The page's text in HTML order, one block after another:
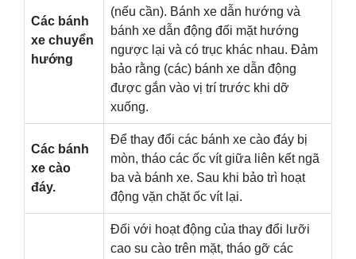
Các bánh
xe chuyển
hướng
(nếu cần). Bánh xe dẫn hướng và
bánh xe dẫn động đối mặt hướng
ngược lại và có trục khác nhau. Đảm
bảo rằng (các) bánh xe dẫn động
được gắn vào vị trí trước khi dỡ
xuống.
Các bánh
xe cào
đáy.
Để thay đổi các bánh xe cào đáy bị
mòn, tháo các ốc vít giữa liên kết ngã
ba và bánh xe. Sau khi bảo trì hoạt
động vặn chặt ốc vít lại.
Đối với hoạt động của thay đổi lưỡi
cao su cào trên mặt, tháo gỡ các